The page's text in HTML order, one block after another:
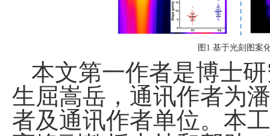
图 1 基于光刻图案
本文第一作者是博士
生屈嵩岳，通讯作者为
者及通讯作者单位。本